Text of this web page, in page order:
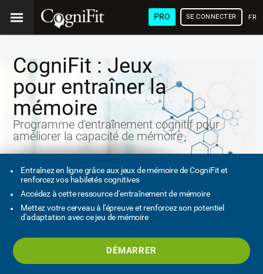
PRO SE CONNECTER
CogniFit : Jeux
pour entraîner la
mémoire
Programme d'entraînement cognitif pour
améliorer la capacité de mémoire
Entraînez en ligne grâce aux jeux de mémoire de CogniFit et
renforcez vos habiletés cognitives
Accédez à cette ressource d'entraînement de mémoire
Mettez votre cerveau à l'épreuve et renforcez son potentiel
d'adaptation avec ce jeu de mémoire
DÉMARRER